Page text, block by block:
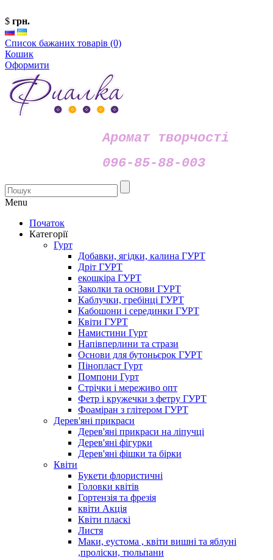
$ грн.
Список бажаних товарів (0)
Кошик
Оформити
Аромат творчості
096-85-88-003
Menu
Початок
Категорії
Гурт
Добавки, ягідки, калина ГУРТ
Дріт ГУРТ
екошкіра ГУРТ
Заколки та основи ГУРТ
Каблучки, гребінці ГУРТ
Кабошони і серединки ГУРТ
Квіти ГУРТ
Намистини Гурт
Напівперлини та стрази
Основи для бутоньєрок ГУРТ
Пінопласт Гурт
Помпони Гурт
Стрічки і мереживо опт
Фетр і кружечки з фетру ГУРТ
Фоаміран з глітером ГУРТ
Дерев'яні прикраси
Дерев'яні прикраси на ліпучці
Дерев'яні фігурки
Дерев'яні фішки та бірки
Квіти
Букети флористичні
Головки квітів
Гортензія та фрезія
квіти Акція
Квіти пласкі
Листя
Маки, еустома , квіти вишні та яблуні
,проліски, тюльпани